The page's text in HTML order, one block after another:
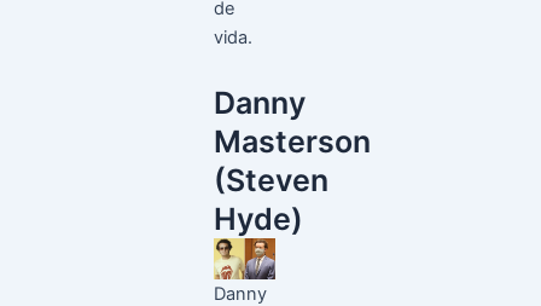
de
vida.
Danny
Masterson
(Steven
Hyde)
Danny